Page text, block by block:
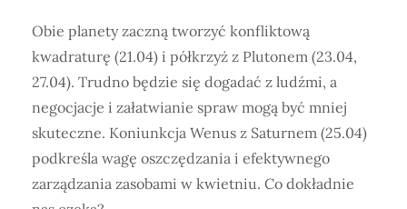
Obie planety zaczną tworzyć konfliktową
kwadraturę (21.04) i półkrzyż z Plutonem (23.04,
27.04). Trudno będzie się dogadać z ludźmi, a
negocjacje i załatwianie spraw mogą być mniej
skuteczne. Koniunkcja Wenus z Saturnem (25.04)
podkreśla wagę oszczędzania i efektywnego
zarządzania zasobami w kwietniu. Co dokładnie